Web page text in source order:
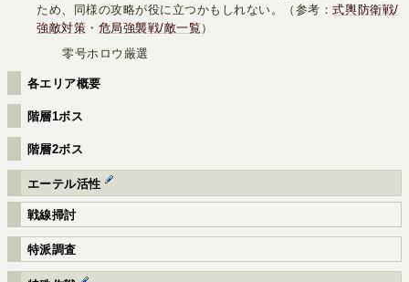
ため、同様の攻略が役に立つかもしれない。（参考：式輿防衛戦/
強敵対策 ・ 危局強襲戦/敵一覧 ）
零号ホロウ厳選
各エリア概要
階層1ボス
階層2ボス
エーテル活性
戦線掃討
特派調査